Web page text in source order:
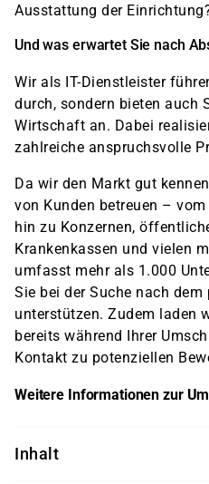
Ausstattung der
Und was erwartet Sie nach
Wir als IT-Dienstleister
durch, sondern bieten auch
Wirtschaft an. Dabei
zahlreiche anspruchsvolle
Da wir den Markt gut
von Kunden betreuen –
hin zu Konzernen,
Krankenkassen und vielen
umfasst mehr als 1.000
Sie bei der Suche nach
unterstützen. Zudem laden
bereits während Ihrer
Kontakt zu potenziellen
Weitere Informationen zur
Inhalt